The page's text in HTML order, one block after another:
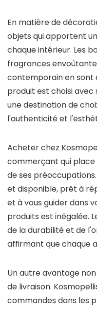
En matière de
objets qui apportent
chaque intérieur. Les
fragrances
contemporain en sont
produit est choisi avec
une destination de
l'authenticité et
Acheter chez
commerçant qui
de ses
et disponible, prêt à
et à vous guider dans
produits est inégalée.
de la durabilité et de
affirmant que chaque
Un autre avantage
de livraison.
commandes dans les